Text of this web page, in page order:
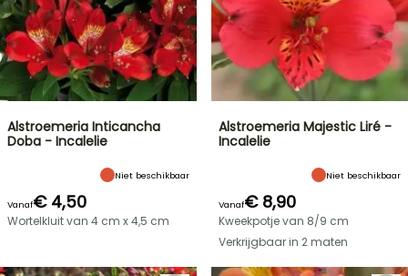
Alstroemeria Inticancha
Doba - Incalelie
Niet beschikbaar
Vanaf€ 4,50
Wortelkluit van 4 cm x 4,5 cm
Alstroemeria Majestic Liré -
Incalelie
Niet beschikbaar
Vanaf€ 8,90
Kweekpotje van 8/9 cm
Verkrijgbaar in 2 maten